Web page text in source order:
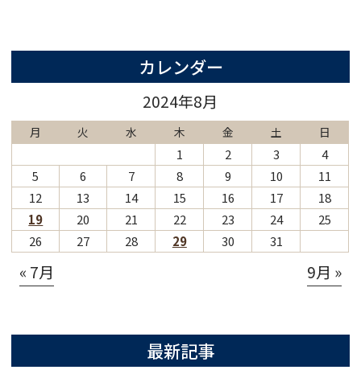
カレンダー
2024年8月
月 火 水 木 金 土 日
1 2 3
4
5
6 7 8 9 10
11
12
13 14 15 16 17
18
19
20 21 22 23 24
25
26
27 28 29 30 31
« 7月 9月 »
最新記事